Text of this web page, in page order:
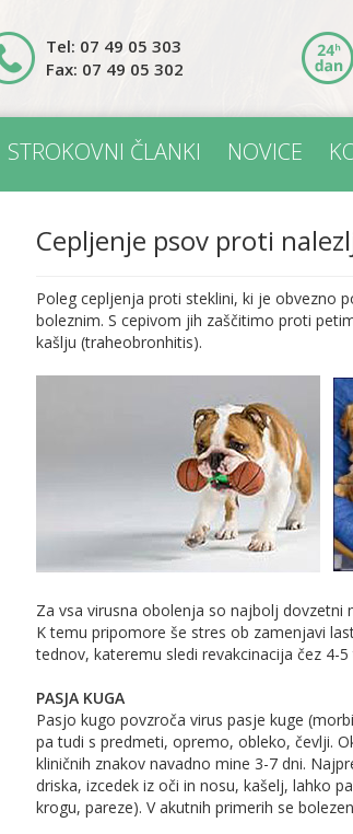
Tel: 07 49 05 303
Fax: 07 49 05 302
STROKOVNI ČLANKI NOVICE
Cepljenje psov proti
Poleg cepljenja proti steklini, ki je obvezno
boleznim. S cepivom jih zaščitimo proti
kašlju (traheobronhitis).
Za vsa virusna obolenja so najbolj
K temu pripomore še stres ob zamenjavi
tednov, kateremu sledi revakcinacija čez 4-
PASJA KUGA
Pasjo kugo povzroča virus pasje kuge
pa tudi s predmeti, opremo, obleko, čevlji.
kliničnih znakov navadno mine 3-7 dni.
driska, izcedek iz oči in nosu, kašelj, lahko
krogu, pareze). V akutnih primerih se